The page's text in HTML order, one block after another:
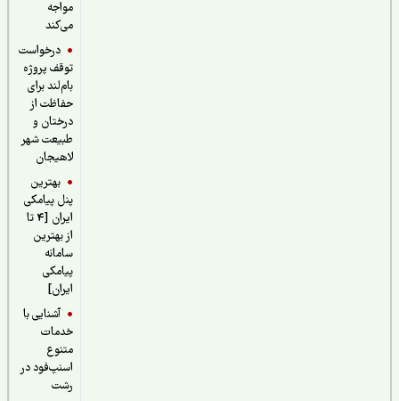
درخواست
توقف پروژه
بام‌لند برای
حفاظت از
درختان و
طبیعت شهر
لاهیجان
بهترین
پنل پیامکی
ایران [4 تا
از بهترین
سامانه
پیامکی
آشنایی با
خدمات
اسنپ‌فود در